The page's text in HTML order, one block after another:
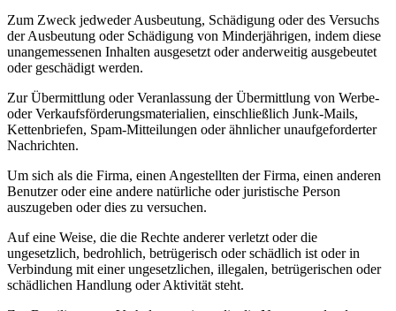
Zum Zweck jedweder Ausbeutung, Schädigung oder des Versuchs
der Ausbeutung oder Schädigung von Minderjährigen, indem diese
unangemessenen Inhalten ausgesetzt oder anderweitig ausgebeutet
oder geschädigt werden.
Zur Übermittlung oder Veranlassung der Übermittlung von Werbe-
oder Verkaufsförderungsmaterialien, einschließlich Junk-Mails,
Kettenbriefen, Spam-Mitteilungen oder ähnlicher unaufgeforderter
Nachrichten.
Um sich als die Firma, einen Angestellten der Firma, einen anderen
Benutzer oder eine andere natürliche oder juristische Person
auszugeben oder dies zu versuchen.
Auf eine Weise, die die Rechte anderer verletzt oder die
ungesetzlich, bedrohlich, betrügerisch oder schädlich ist oder in
Verbindung mit einer ungesetzlichen, illegalen, betrügerischen oder
schädlichen Handlung oder Aktivität steht.